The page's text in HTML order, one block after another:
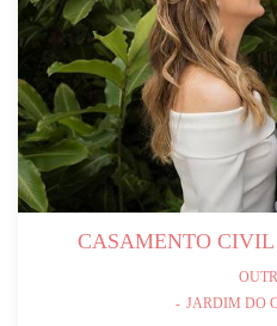
CASAMENTO
JARDIM DO